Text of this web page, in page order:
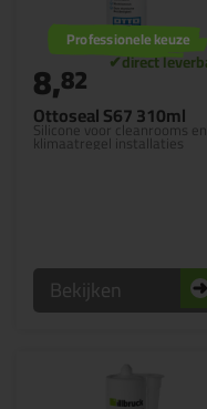
Ottoseal S67 310ml
Silicone voor cleanrooms en
klimaatregel installaties
Professionele keuze
8,82
Bekijken